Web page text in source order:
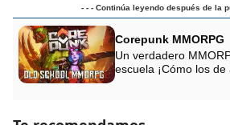
- - - Continúa leyendo después de la
Corepunk MMORPG
Un verdadero
escuela ¡Cómo los